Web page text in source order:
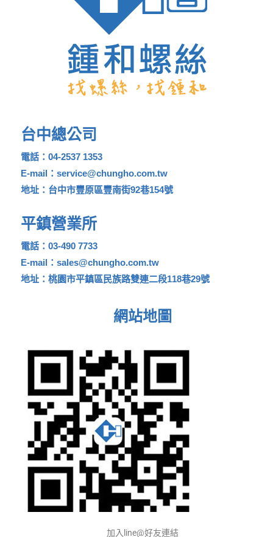
台中總公司
電話：04-2537 1353
E-mail：service@chungho.com.tw
地址：台中市豐原區豐南街92巷154號
平鎮營業所
電話：03-490 7733
E-mail：sales@chungho.com.tw
地址：桃園市平鎮區民族路雙連二段118巷29號
網站地圖
加入line@好友連結